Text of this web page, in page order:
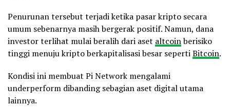
Penurunan tersebut terjadi ketika pasar kripto secara
umum sebenarnya masih bergerak positif. Namun, dana
investor terlihat mulai beralih dari aset altcoinberisiko
tinggi menuju kripto berkapitalisasi besar sepertiBitcoin.
Kondisi ini membuat Pi Network mengalami
underperform dibanding sebagian aset digital utama
lainnya.